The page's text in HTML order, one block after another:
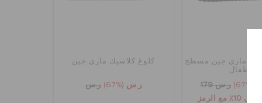
ماري جين مسطح
للاطفال
ر.س 179
خصم إضافي 10٪ مع الرمز
كلوغ كلاسيك ماري جين
ر.س (67%) ر.س